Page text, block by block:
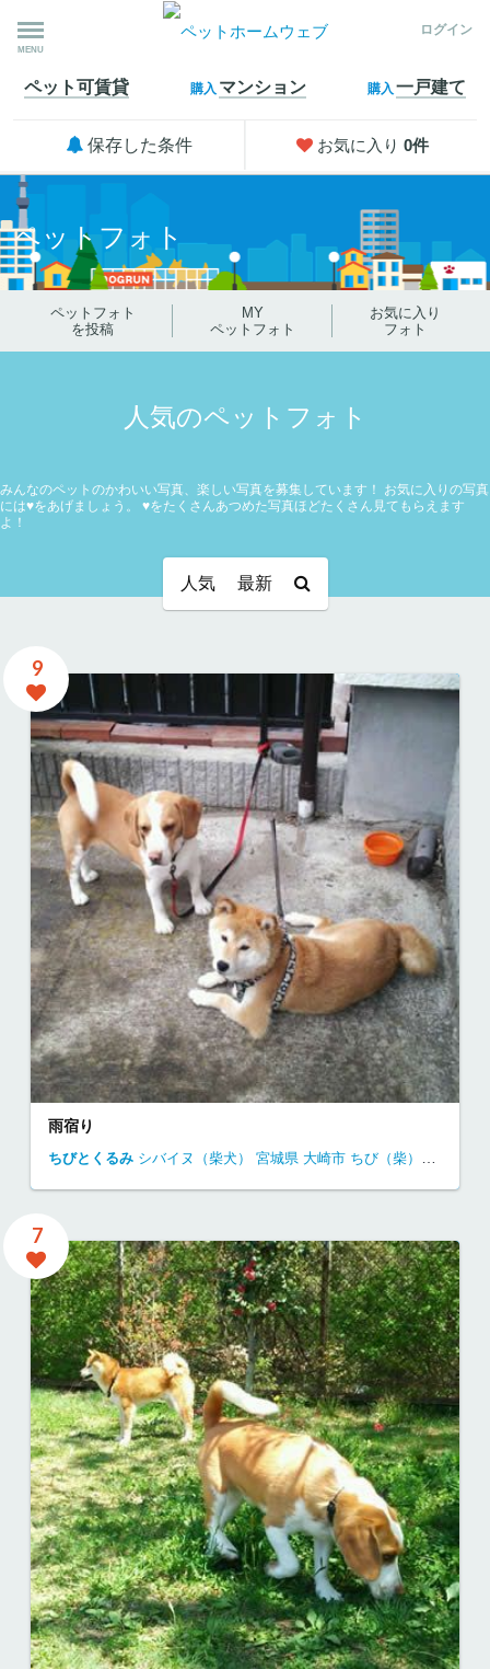
MENU
ログイン
ペット可賃貸 購入 マンション 購入 一戸建て
保存した条件 お気に入り 0件
ペットフォト
ペットフォト
を投稿
MY
ペットフォト
お気に入り
フォト
人気のペットフォト
みんなのペットのかわいい写真、楽しい写真を募集しています！ お気に入りの写真
には♥をあげましょう。 ♥をたくさんあつめた写真ほどたくさん見てもらえます
よ！
人気 最新
9
雨宿り
ちびとくるみ シバイヌ（柴犬） 宮城県 大崎市 ちび（柴）くるみ（ビーグル）
7